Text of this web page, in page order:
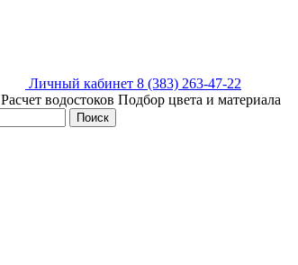
Личный кабинет 8 (383) 263-47-22
Расчет водостоков Подбор цвета и материала